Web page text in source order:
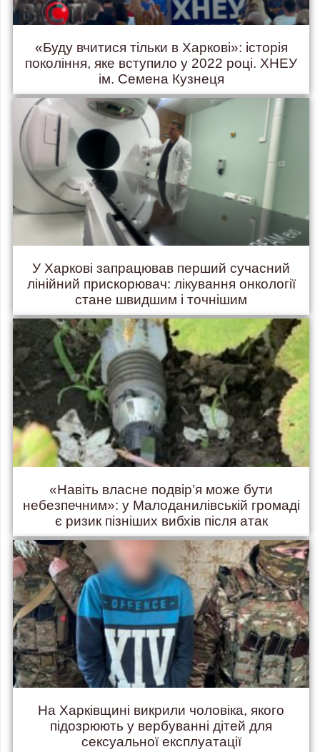
«Буду вчитися тільки в Харкові»: історія
покоління, яке вступило у 2022 році. ХНЕУ
ім. Семена Кузнеця
У Харкові запрацював перший сучасний
лінійний прискорювач: лікування онкології
стане швидшим і точнішим
«Навіть власне подвір’я може бути
небезпечним»: у Малоданилівській громаді
є ризик пізніших вибхів після атак
На Харківщині викрили чоловіка, якого
підозрюють у вербуванні дітей для
сексуальної експлуатації